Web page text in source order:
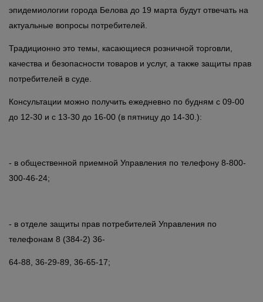
эпидемиологии города Белова до 19 марта будут отвечать на
актуальные вопросы потребителей.
Традиционно это темы, касающиеся розничной торговли,
качества и безопасности товаров и услуг, а также защиты прав
потребителей в суде.
Консультации можно получить ежедневно по будням с 09-00
до 12-30 и с 13-30 до 16-00 (в пятницу до 14-30.):
- в общественной приемной Управления по телефону 8-800-
300-46-24;
- в отделе защиты прав потребителей Управления по
телефонам 8 (384-2) 36-
64-88, 36-29-89, 36-65-17;